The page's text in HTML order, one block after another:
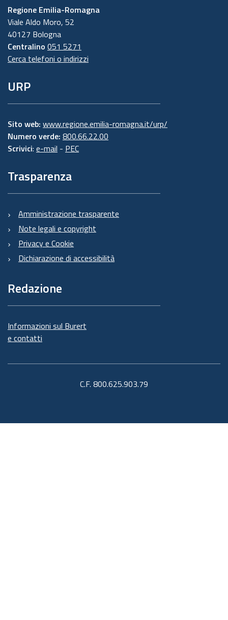
Regione Emilia-Romagna
Viale Aldo Moro, 52
40127 Bologna
Centralino 051 5271
Cerca telefoni o indirizzi
URP
Sito web: www.regione.emilia-romagna.it/urp/
Numero verde: 800.66.22.00
Scrivici: e-mail - PEC
Trasparenza
Amministrazione trasparente
Note legali e copyright
Privacy e Cookie
Dichiarazione di accessibilità
Redazione
Informazioni sul Burert
e contatti
C.F. 800.625.903.79